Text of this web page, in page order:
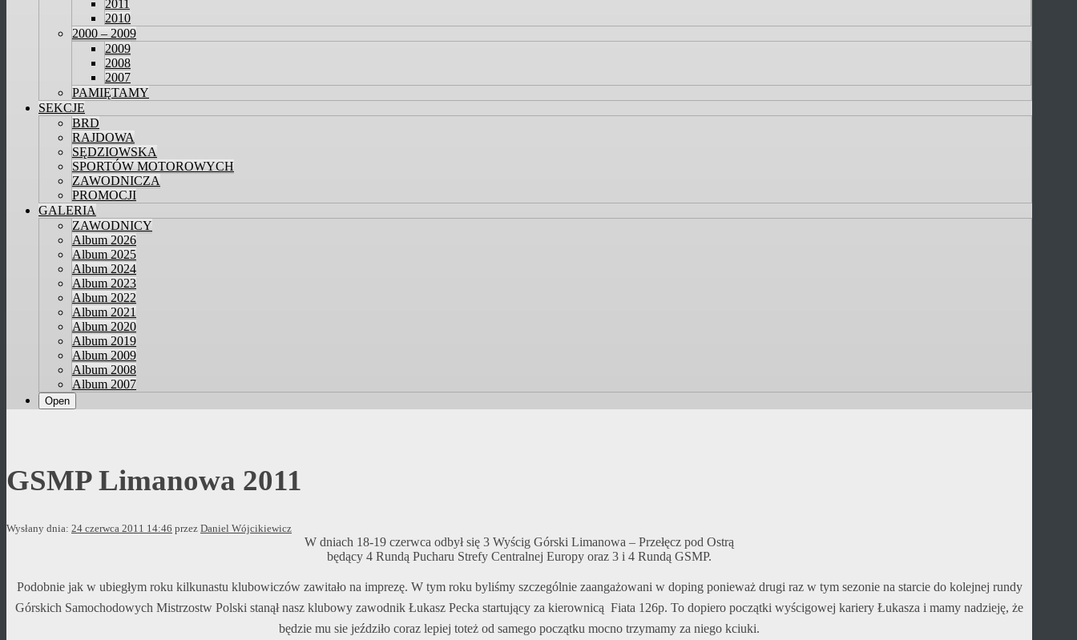
2011
2010
2000 – 2009
2009
2008
2007
PAMIĘTAMY
SEKCJE
BRD
RAJDOWA
SĘDZIOWSKA
SPORTÓW MOTOROWYCH
ZAWODNICZA
PROMOCJI
GALERIA
ZAWODNICY
Album 2026
Album 2025
Album 2024
Album 2023
Album 2022
Album 2021
Album 2020
Album 2019
Album 2009
Album 2008
Album 2007
Open
GSMP Limanowa 2011
Wysłany dnia: 24 czerwca 2011 14:46 przez Daniel Wójcikiewicz
W dniach 18-19 czerwca odbył się 3 Wyścig Górski Limanowa – Przełęcz pod Ostrą
będący 4 Rundą Pucharu Strefy Centralnej Europy oraz 3 i 4 Rundą GSMP.
Podobnie jak w ubiegłym roku kilkunastu klubowiczów zawitało na imprezę. W tym roku byliśmy szczególnie zaangażowani w doping ponieważ drugi raz w tym sezonie na starcie do kolejnej rundy
Górskich Samochodowych Mistrzostw Polski stanął nasz klubowy zawodnik Łukasz Pecka startujący za kierownicą Fiata 126p. To dopiero początki wyścigowej kariery Łukasza i mamy nadzieję, że
będzie mu sie jeździło coraz lepiej toteż od samego początku mocno trzymamy za niego kciuki.